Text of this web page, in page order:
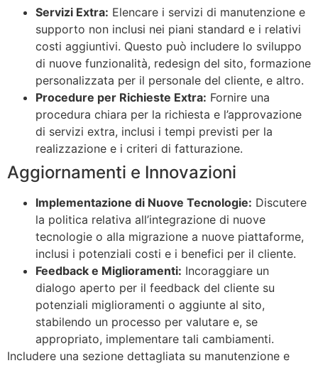
Servizi Extra: Elencare i servizi di manutenzione e
supporto non inclusi nei piani standard e i relativi
costi aggiuntivi. Questo può includere lo sviluppo
di nuove funzionalità, redesign del sito, formazione
personalizzata per il personale del cliente, e altro.
Procedure per Richieste Extra: Fornire una
procedura chiara per la richiesta e l’approvazione
di servizi extra, inclusi i tempi previsti per la
realizzazione e i criteri di fatturazione.
Aggiornamenti e Innovazioni
Implementazione di Nuove Tecnologie: Discutere
la politica relativa all’integrazione di nuove
tecnologie o alla migrazione a nuove piattaforme,
inclusi i potenziali costi e i benefici per il cliente.
Feedback e Miglioramenti: Incoraggiare un
dialogo aperto per il feedback del cliente su
potenziali miglioramenti o aggiunte al sito,
stabilendo un processo per valutare e, se
appropriato, implementare tali cambiamenti.
Includere una sezione dettagliata su manutenzione e